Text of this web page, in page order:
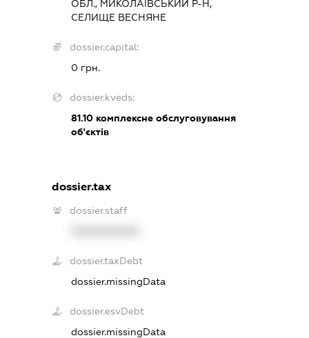
ОБЛ., МИКОЛАЇВСЬКИЙ Р-Н,
СЕЛИЩЕ ВЕСНЯНЕ
dossier.capital:
0 грн.
dossier.kveds:
81.10 комплексне обслуговування
об'єктів
dossier.tax
dossier.staff
dossier.taxDebt
dossier.missingData
dossier.esvDebt
dossier.missingData